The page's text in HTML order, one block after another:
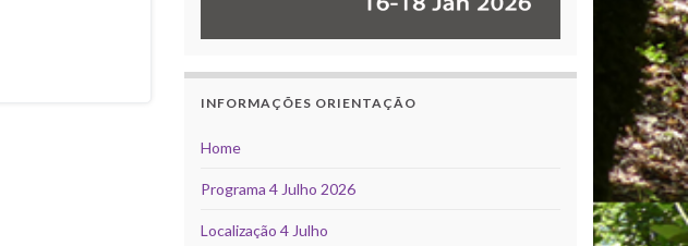
INFORMAÇÕES ORIENTAÇÃO
Home
Programa 4 Julho 2026
Localização 4 Julho